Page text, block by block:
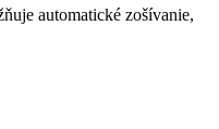
automatické zošívanie,